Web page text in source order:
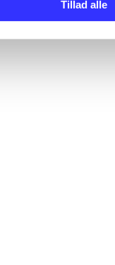
Tillad alle